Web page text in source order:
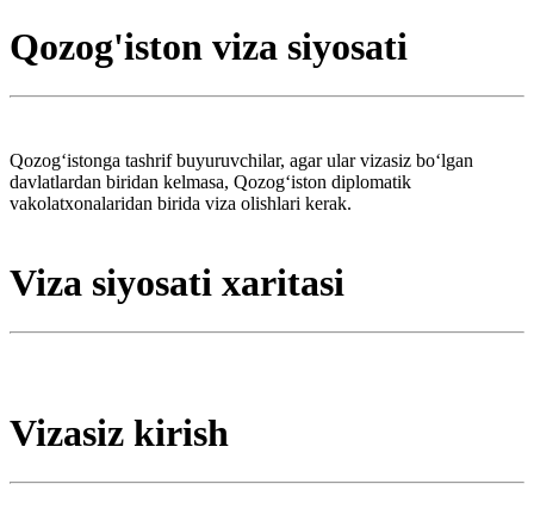
Qozog'iston viza siyosati
Qozogʻistonga tashrif buyuruvchilar, agar ular vizasiz boʻlgan
davlatlardan biridan kelmasa, Qozogʻiston diplomatik
vakolatxonalaridan birida viza olishlari kerak.
Viza siyosati xaritasi
Vizasiz kirish